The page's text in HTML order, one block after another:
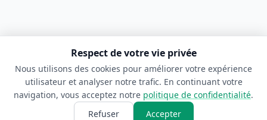
Respect de votre vie privée
Nous utilisons des cookies pour améliorer votre expérience
utilisateur et analyser notre trafic. En continuant votre
navigation, vous acceptez notre politique de confidentialité.
Refuser
Accepter